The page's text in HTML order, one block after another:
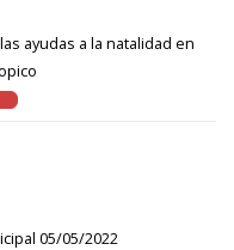
ayudas a la natalidad en
05/05/2022